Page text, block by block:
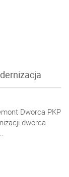
Dworca PKP
dworca